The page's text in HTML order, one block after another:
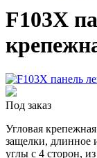
F103X
Под заказ
Угловая
защелки, длинное
углы с 4 сторон,